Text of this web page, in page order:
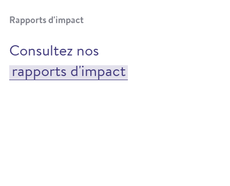
Rapports d'impact
Consultez nos
rapports d'impact